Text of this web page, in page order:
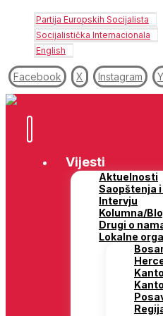
Partija Europskih Socijalista
Socijalistička Internacionala
English
Facebook X Instagram
Vijesti
Aktuelnosti
Saopštenja
Intervju
Kolumna/
Drugi o
Lokalne